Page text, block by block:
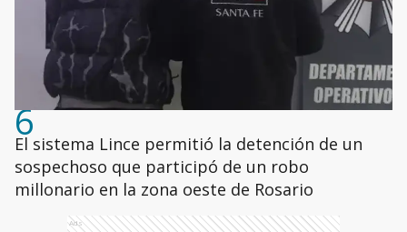
6
El sistema Lince permitió la detención de un
sospechoso que participó de un robo
millonario en la zona oeste de Rosario
Ads